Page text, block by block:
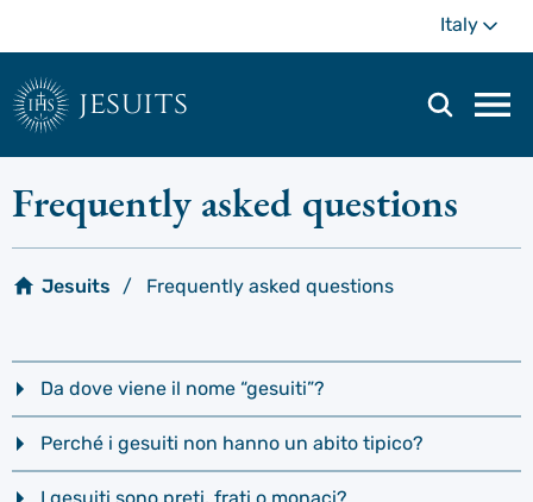
main
content
Italy
jesuits
Frequently asked questions
Jesuits Frequently asked questions
Da dove viene il nome “gesuiti”?
Perché i gesuiti non hanno un abito tipico?